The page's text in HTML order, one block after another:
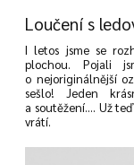
Loučení s
I letos jsme se
plochou. Pojali
o nejoriginálnější
sešlo! Jeden
a soutěžení.... Už
vrátí.